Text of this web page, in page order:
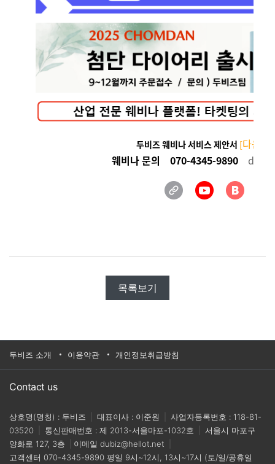
목록보기
두비즈 소개 이용약관 개인정보취급방침
Contact us
상호명(명칭) : 두비즈 대표이사 : 이준원
사업자등록번호 : 118-81-
03520
통신판매번호 : 제 2013-서울마포-1032호
서울시 마포구
양화로 127, 3층
이메일 dubiz@hellot.net
고객센터 070-4345-9890 평일 9시~12시, 13시~17시 (토/일/공휴일